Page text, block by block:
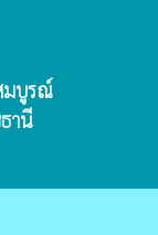
มบูรณ์
านี